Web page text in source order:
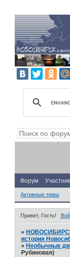
Форум
Активные темы
Привет, Гость!
» НОВОСИБИРСК
история
» Необычные
Рубиновая)